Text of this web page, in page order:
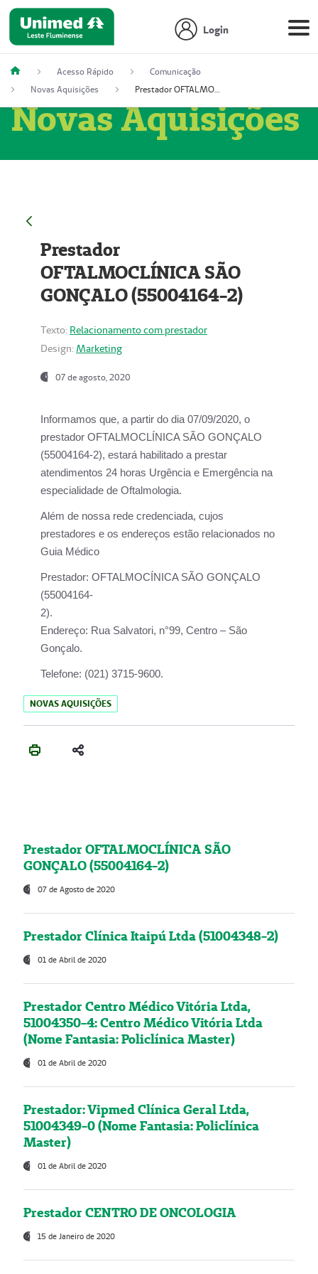
Login
Acesso Rápido
Comunicação
Novas Aquisições
Prestador OFTALMOCLÍNICA SÃO GONÇALO (55004164-2)
Novas Aquisições
Prestador
OFTALMOCLÍNICA SÃO
GONÇALO (55004164-2)
Texto: Relacionamento com prestador
Design: Marketing
07 de agosto, 2020
Informamos que, a partir do dia 07/09/2020, o
prestador OFTALMOCLÍNICA SÃO GONÇALO
(55004164-2), estará habilitado a prestar
atendimentos 24 horas Urgência e Emergência na
especialidade de Oftalmologia.
Além de nossa rede credenciada, cujos
prestadores e os endereços estão relacionados no
Guia Médico
Prestador: OFTALMOCÍNICA SÃO GONÇALO
(55004164-
2).
Endereço: Rua Salvatori, n°99, Centro – São
Gonçalo.
Telefone: (021) 3715-9600.
NOVAS AQUISIÇÕES
Prestador OFTALMOCLÍNICA SÃO
GONÇALO (55004164-2)
07 de Agosto de 2020
Prestador Clínica Itaipú Ltda (51004348-2)
01 de Abril de 2020
Prestador Centro Médico Vitória Ltda,
51004350-4: Centro Médico Vitória Ltda
(Nome Fantasia: Policlínica Master)
01 de Abril de 2020
Prestador: Vipmed Clínica Geral Ltda,
51004349-0 (Nome Fantasia: Policlínica
Master)
01 de Abril de 2020
Prestador CENTRO DE ONCOLOGIA
15 de Janeiro de 2020